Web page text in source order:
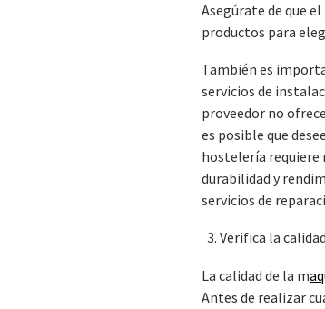
Asegúrate de que
productos para
También es
servicios de
proveedor no
es posible que
hostelería
durabilidad y
servicios de
Verifica la
La calidad de la m
Antes de realizar